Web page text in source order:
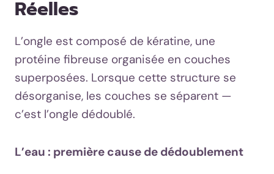
Réelles
L’ongle est composé de kératine, une
protéine fibreuse organisée en couches
superposées. Lorsque cette structure se
désorganise, les couches se séparent —
c’est l’ongle dédoublé.
L’eau : première cause de dédoublement